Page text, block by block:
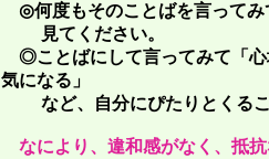
◎何度もそのことばを言ってみ
見てください。
◎ことばにして言ってみて「心
気になる」
など、自分にぴたりとくるこ
なにより、違和感がなく、抵